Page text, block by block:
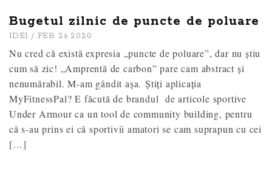
Bugetul zilnic de puncte de poluare
IDEI / FEB 26 2020
Nu cred că există expresia „puncte de poluare”, dar nu știu
cum să zic! „Amprentă de carbon” pare cam abstract și
nenumărabil. M-am gândit așa. Știți aplicația
MyFitnessPal? E făcută de brandul de articole sportive
Under Armour ca un tool de community building, pentru
că s-au prins ei că sportivii amatori se cam suprapun cu cei
[…]